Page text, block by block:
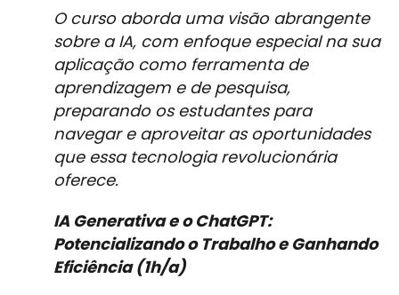
O curso aborda uma visão abrangente
sobre a IA, com enfoque especial na sua
aplicação como ferramenta de
aprendizagem e de pesquisa,
preparando os estudantes para
navegar e aproveitar as oportunidades
que essa tecnologia revolucionária
oferece.
IA Generativa e o ChatGPT:
Potencializando o Trabalho e Ganhando
Eficiência (1h/a)